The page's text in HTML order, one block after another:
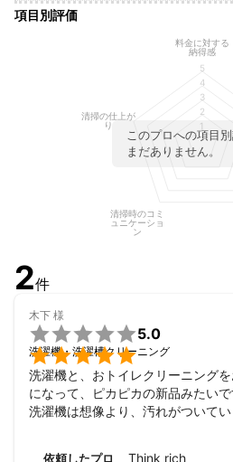
項目別評価
このプロへの項目
まだありません。
料金に対する
納得感
清掃時のコミ
ュニケーショ
ン
清掃の仕上が
り
1
2
3
4
5
2件
木下 様


5.0
洗濯機・洗濯槽クリーニング
洗濯機と、おトイレクリーニング
になって、ピカピカの新品みたいで
洗濯機は想像より、汚れがついて
依頼したプロ Think rich